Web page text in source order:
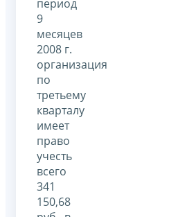
период
9
месяцев
2008 г.
организация
по
третьему
кварталу
имеет
право
учесть
всего
341
150,68